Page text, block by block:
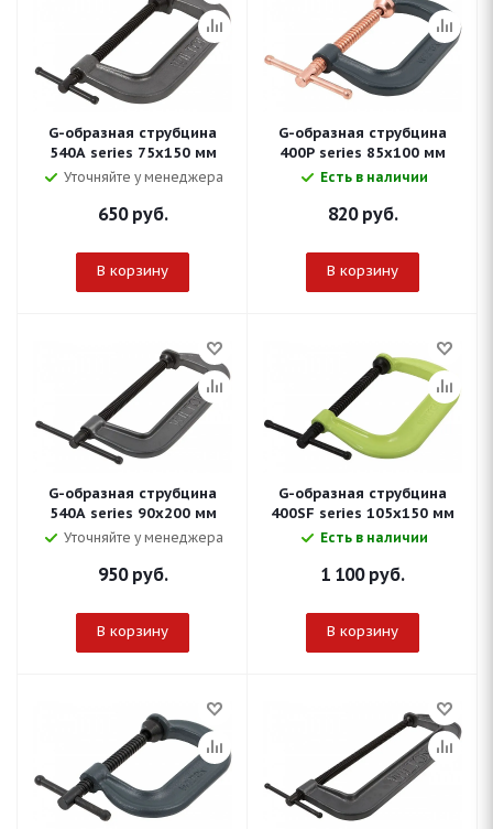
G-образная струбцина
540A series 75х150 мм
Уточняйте у менеджера
650руб.
В корзину
G-образная струбцина
400P series 85х100 мм
Есть в наличии
820руб.
В корзину
G-образная струбцина
540A series 90х200 мм
Уточняйте у менеджера
950руб.
В корзину
G-образная струбцина
400SF series 105х150 мм
Есть в наличии
1 100руб.
В корзину